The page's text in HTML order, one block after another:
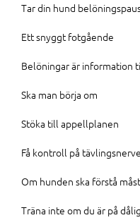
Tar din hund
Ett snyggt fotgående
Belöningar är information
Ska man börja om
Stöka till appellplanen
Få kontroll på
Om hunden ska förstå
Träna inte om du är på